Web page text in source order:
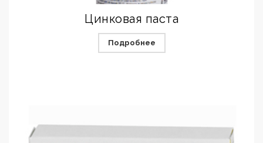
Цинковая паста
Подробнее